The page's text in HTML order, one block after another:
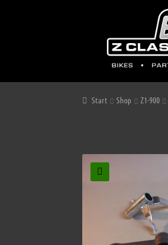
Start Shop Z1-900